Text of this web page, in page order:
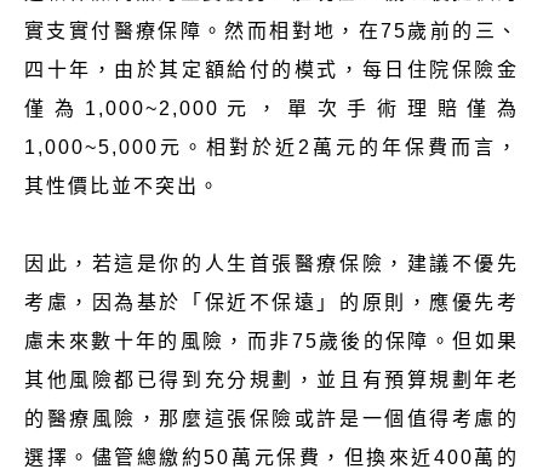
實支實付醫療保障。然而相對地，在75歲前的三、
四十年，由於其定額給付的模式，每日住院保險金
僅為1,000~2,000元，單次手術理賠僅為
1,000~5,000元。相對於近2萬元的年保費而言，
其性價比並不突出。
因此，若這是你的人生首張醫療保險，建議不優先
考慮，因為基於「保近不保遠」的原則，應優先考
慮未來數十年的風險，而非75歲後的保障。但如果
其他風險都已得到充分規劃，並且有預算規劃年老
的醫療風險，那麼這張保險或許是一個值得考慮的
選擇。儘管總繳約50萬元保費，但換來近400萬的